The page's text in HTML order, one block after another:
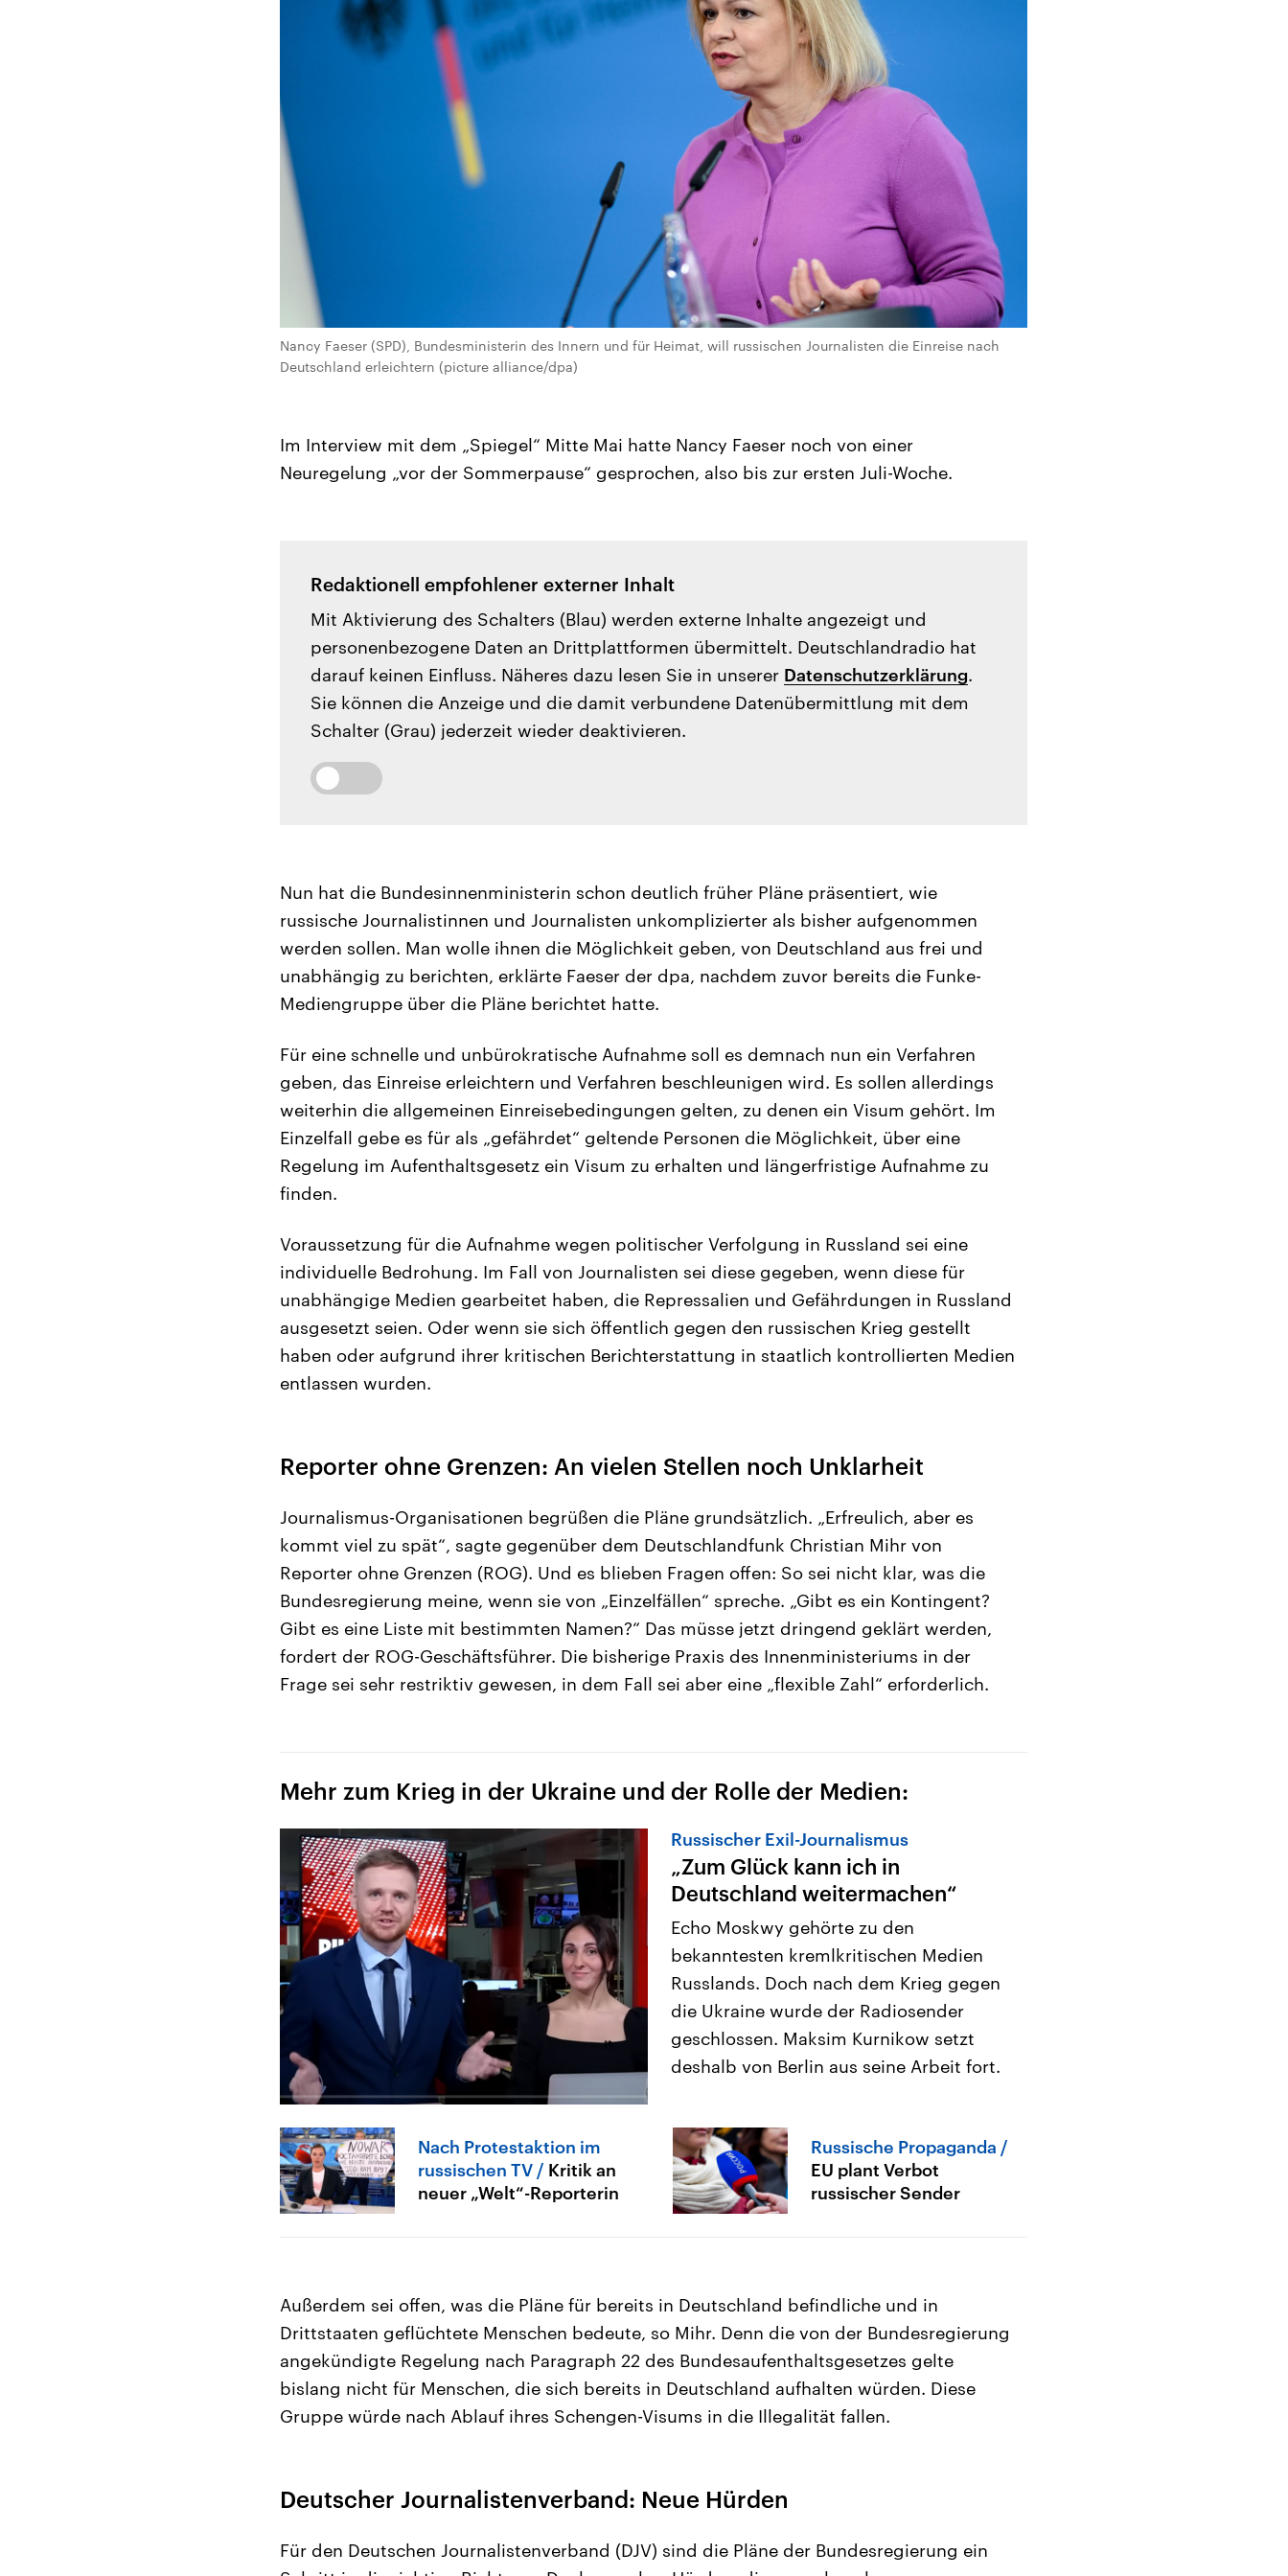
Nancy Faeser (SPD), Bundesministerin des Innern und für Heimat, will russischen Journalisten die Einreise nach
Deutschland erleichtern (picture alliance/dpa)
Im Interview mit dem „Spiegel“ Mitte Mai hatte Nancy Faeser noch von einer
Neuregelung „vor der Sommerpause“ gesprochen, also bis zur ersten Juli-Woche.
Redaktionell empfohlener externer Inhalt
Mit Aktivierung des Schalters (Blau) werden externe Inhalte angezeigt und
personenbezogene Daten an Drittplattformen übermittelt. Deutschlandradio hat
darauf keinen Einfluss. Näheres dazu lesen Sie in unserer Datenschutzerklärung.
Sie können die Anzeige und die damit verbundene Datenübermittlung mit dem
Schalter (Grau) jederzeit wieder deaktivieren.
Nun hat die Bundesinnenministerin schon deutlich früher Pläne präsentiert, wie
russische Journalistinnen und Journalisten unkomplizierter als bisher aufgenommen
werden sollen. Man wolle ihnen die Möglichkeit geben, von Deutschland aus frei und
unabhängig zu berichten, erklärte Faeser der dpa, nachdem zuvor bereits die Funke-
Mediengruppe über die Pläne berichtet hatte.
Für eine schnelle und unbürokratische Aufnahme soll es demnach nun ein Verfahren
geben, das Einreise erleichtern und Verfahren beschleunigen wird. Es sollen allerdings
weiterhin die allgemeinen Einreisebedingungen gelten, zu denen ein Visum gehört. Im
Einzelfall gebe es für als „gefährdet“ geltende Personen die Möglichkeit, über eine
Regelung im Aufenthaltsgesetz ein Visum zu erhalten und längerfristige Aufnahme zu
finden.
Voraussetzung für die Aufnahme wegen politischer Verfolgung in Russland sei eine
individuelle Bedrohung. Im Fall von Journalisten sei diese gegeben, wenn diese für
unabhängige Medien gearbeitet haben, die Repressalien und Gefährdungen in Russland
ausgesetzt seien. Oder wenn sie sich öffentlich gegen den russischen Krieg gestellt
haben oder aufgrund ihrer kritischen Berichterstattung in staatlich kontrollierten Medien
entlassen wurden.
Reporter ohne Grenzen: An vielen Stellen noch Unklarheit
Journalismus-Organisationen begrüßen die Pläne grundsätzlich. „Erfreulich, aber es
kommt viel zu spät“, sagte gegenüber dem Deutschlandfunk Christian Mihr von
Reporter ohne Grenzen (ROG). Und es blieben Fragen offen: So sei nicht klar, was die
Bundesregierung meine, wenn sie von „Einzelfällen“ spreche. „Gibt es ein Kontingent?
Gibt es eine Liste mit bestimmten Namen?“ Das müsse jetzt dringend geklärt werden,
fordert der ROG-Geschäftsführer. Die bisherige Praxis des Innenministeriums in der
Frage sei sehr restriktiv gewesen, in dem Fall sei aber eine „flexible Zahl“ erforderlich.
Mehr zum Krieg in der Ukraine und der Rolle der Medien:
Russischer Exil-Journalismus
„Zum Glück kann ich in
Deutschland weitermachen“
Echo Moskwy gehörte zu den
bekanntesten kremlkritischen Medien
Russlands. Doch nach dem Krieg gegen
die Ukraine wurde der Radiosender
geschlossen. Maksim Kurnikow setzt
deshalb von Berlin aus seine Arbeit fort.
Nach Protestaktion im
russischen TV
Kritik an
neuer „Welt“-Reporterin
Russische Propaganda
EU plant Verbot
russischer Sender
Außerdem sei offen, was die Pläne für bereits in Deutschland befindliche und in
Drittstaaten geflüchtete Menschen bedeute, so Mihr. Denn die von der Bundesregierung
angekündigte Regelung nach Paragraph 22 des Bundesaufenthaltsgesetzes gelte
bislang nicht für Menschen, die sich bereits in Deutschland aufhalten würden. Diese
Gruppe würde nach Ablauf ihres Schengen-Visums in die Illegalität fallen.
Deutscher Journalistenverband: Neue Hürden
Für den Deutschen Journalistenverband (DJV) sind die Pläne der Bundesregierung ein